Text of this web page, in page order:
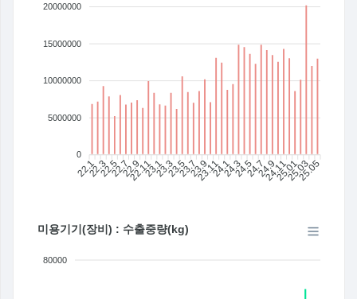
20000000
15000000
10000000
5000000
0
22.122.322.522.722.9
22.1123.123.323.523.723.9
23.1124.124.324.524.724.9
24.1125.0125.03
25.05
미용기기(장비) : 수출중량(kg)
80000